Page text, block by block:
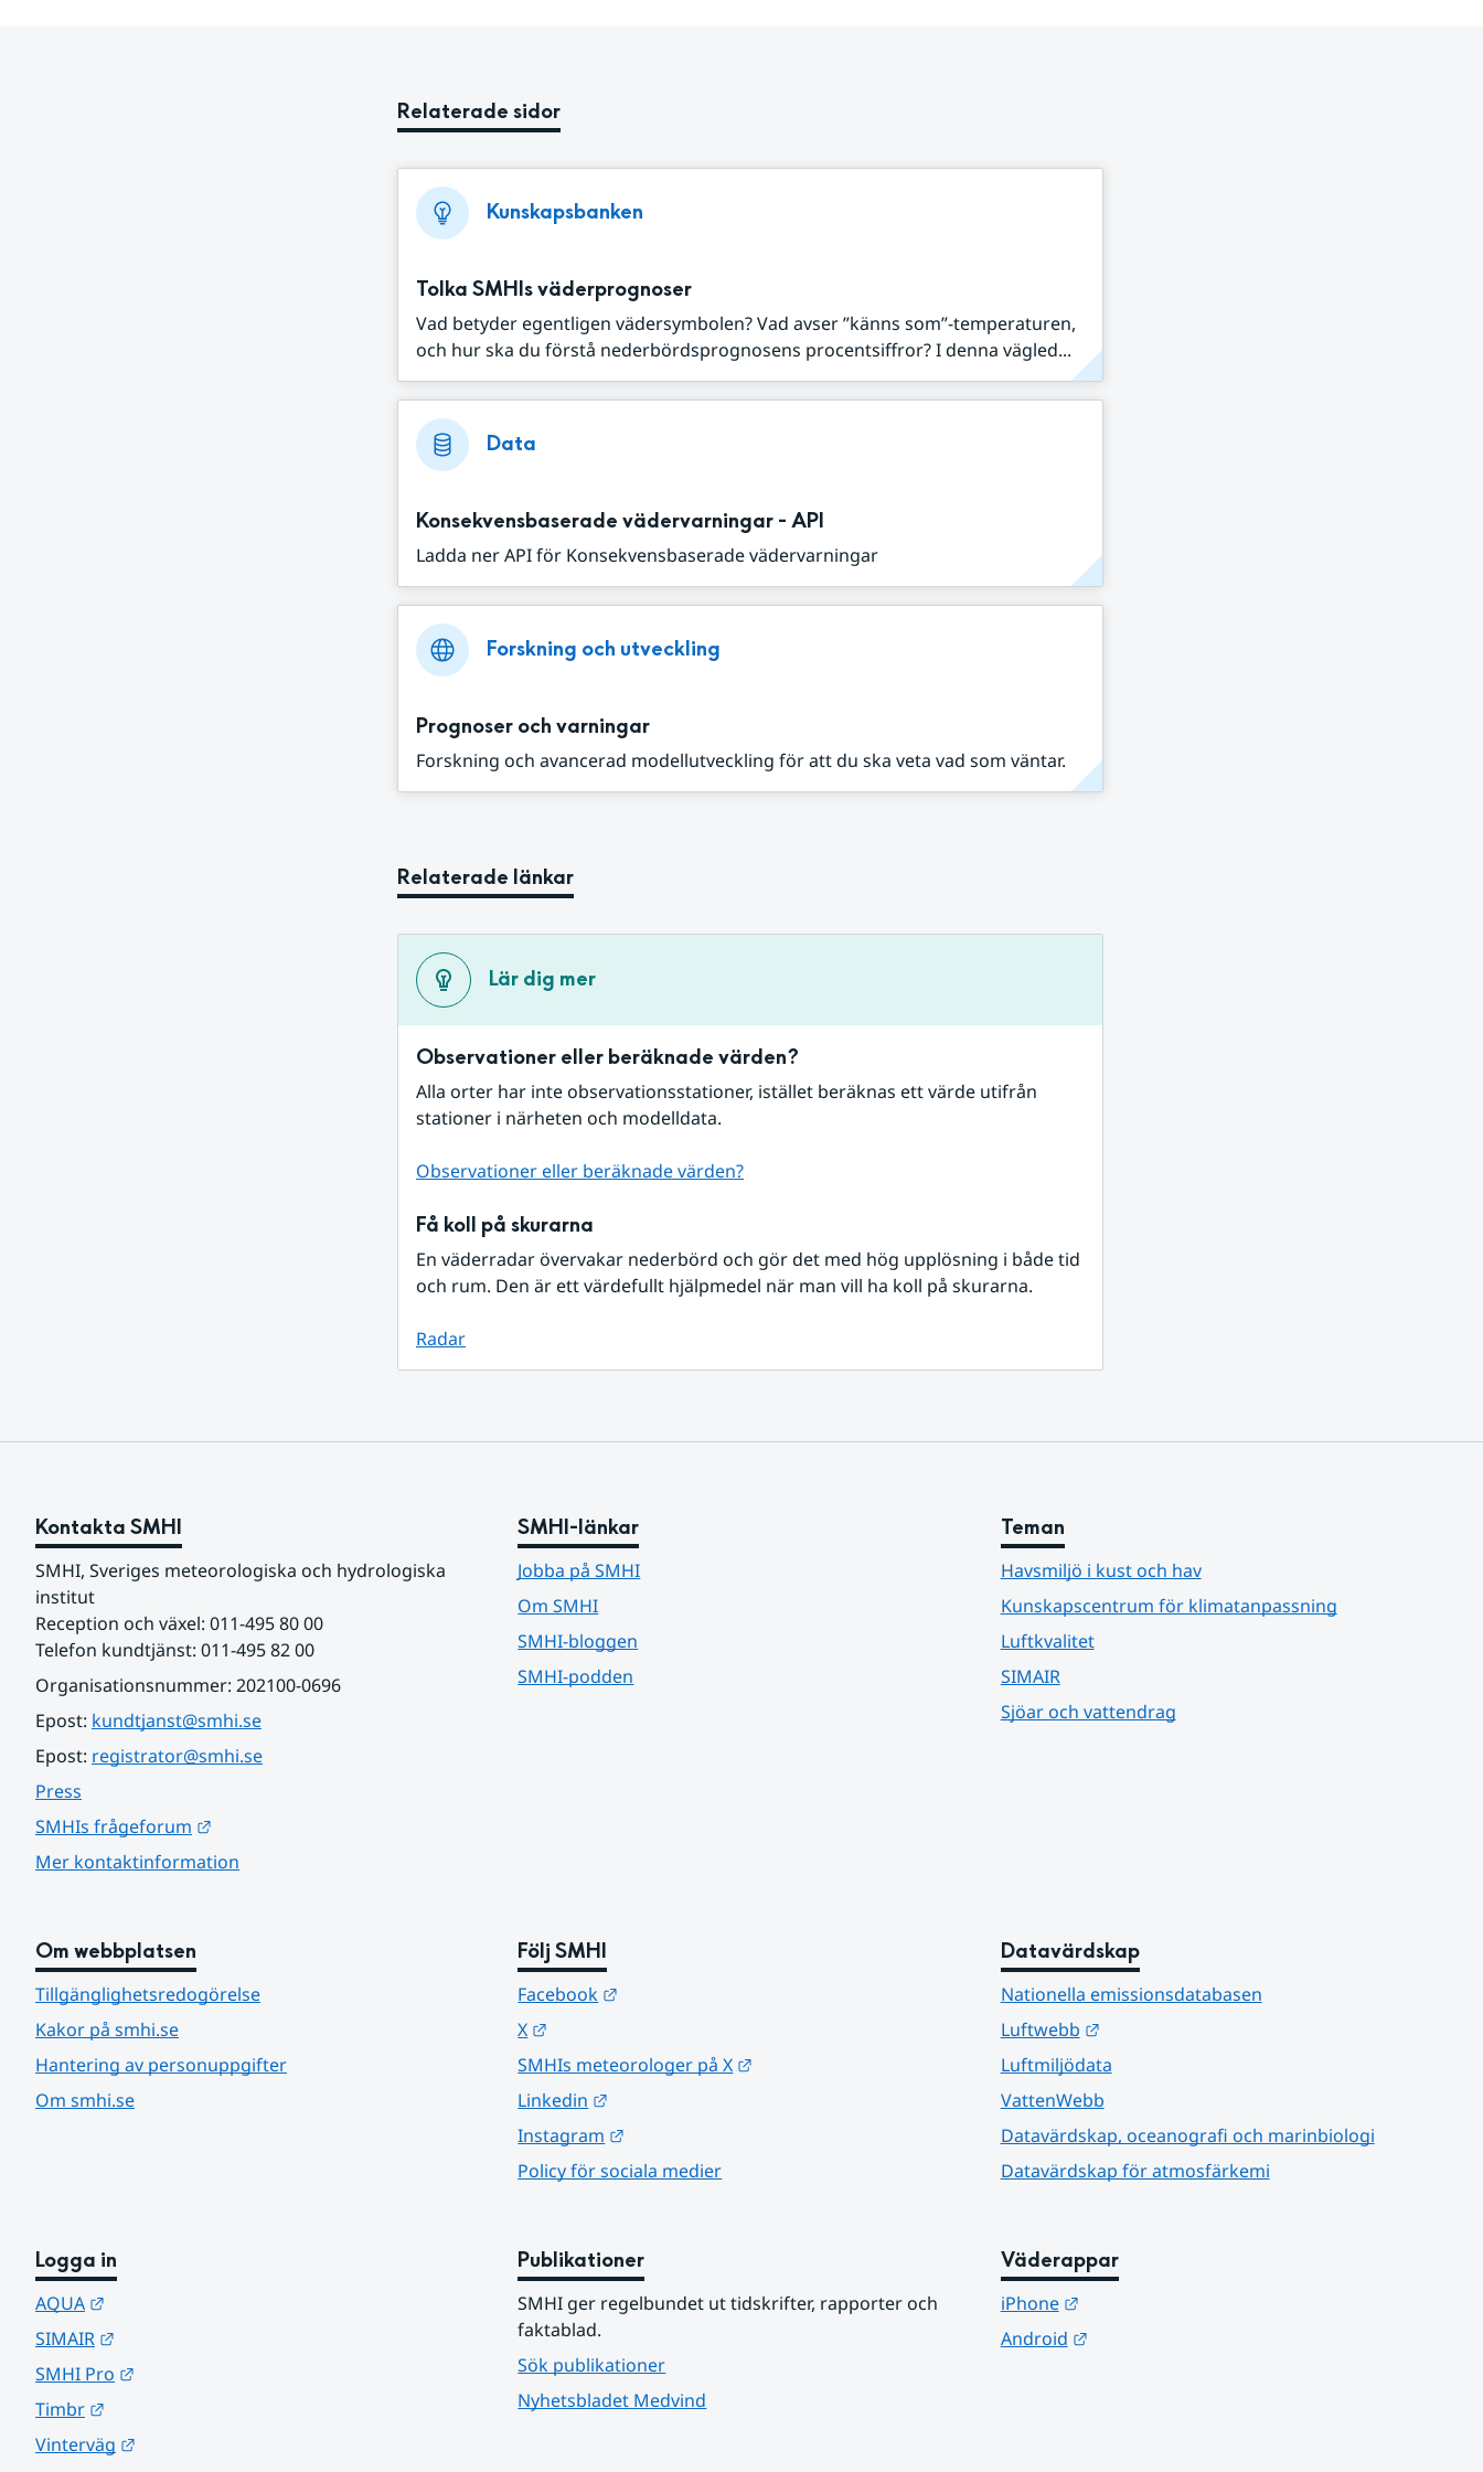
Relaterade sidor
Kunskapsbanken
Tolka SMHIs väderprognoser
Vad betyder egentligen vädersymbolen? Vad avser ”känns som”-temperaturen,
och hur ska du förstå nederbördsprognosens procentsiffror? I denna vägled...
Data
Konsekvensbaserade vädervarningar - API
Ladda ner API för Konsekvensbaserade vädervarningar
Forskning och utveckling
Prognoser och varningar
Forskning och avancerad modellutveckling för att du ska veta vad som väntar.
Relaterade länkar
Lär dig mer
Observationer eller beräknade värden?
Alla orter har inte observationsstationer, istället beräknas ett värde utifrån
stationer i närheten och modelldata.
Observationer eller beräknade värden?
Få koll på skurarna
En väderradar övervakar nederbörd och gör det med hög upplösning i både tid
och rum. Den är ett värdefullt hjälpmedel när man vill ha koll på skurarna.
Radar
Kontakta SMHI
SMHI, Sveriges meteorologiska och hydrologiska
institut
Reception och växel: 011-495 80 00
Telefon kundtjänst: 011-495 82 00
Organisationsnummer: 202100-0696
Epost: kundtjanst@smhi.se
Epost: registrator@smhi.se
Press
SMHIs frågeforum
Mer kontaktinformation
SMHI-länkar
Jobba på SMHI
Om SMHI
SMHI-bloggen
SMHI-podden
Teman
Havsmiljö i kust och hav
Kunskapscentrum för klimatanpassning
Luftkvalitet
SIMAIR
Sjöar och vattendrag
Om webbplatsen
Tillgänglighetsredogörelse
Kakor på smhi.se
Hantering av personuppgifter
Om smhi.se
Följ SMHI
Facebook
X
SMHIs meteorologer på X
Linkedin
Instagram
Policy för sociala medier
Datavärdskap
Nationella emissionsdatabasen
Luftwebb
Länk till annan webbplats.
Luftmiljödata
VattenWebb
Datavärdskap, oceanografi och marinbiologi
Datavärdskap för atmosfärkemi
Logga in
AQUA
SIMAIR
SMHI Pro
Timbr
Vinterväg
Publikationer
SMHI ger regelbundet ut tidskrifter, rapporter och
faktablad.
Sök publikationer
Nyhetsbladet Medvind
Väderappar
iPhone
Länk till annan webbplats.
Android
Länk till annan webbplats.